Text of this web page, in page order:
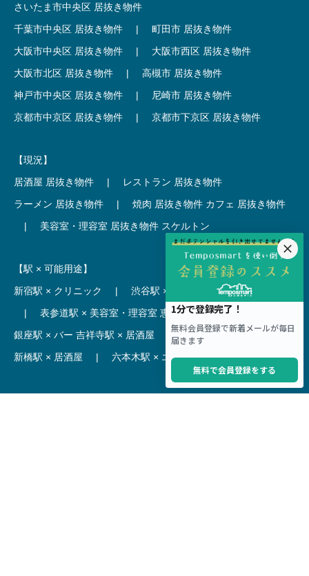
さいたま市中央区 居抜き物件
千葉市中央区 居抜き物件
|
町田市 居抜き物件
大阪市中央区 居抜き物件
|
大阪市西区 居抜き物件
大阪市北区 居抜き物件
|
高槻市 居抜き物件
神戸市中央区 居抜き物件
|
尼崎市 居抜き物件
京都市中京区 居抜き物件
| 京都市下京区 居抜き物件
【現況】
居酒屋 居抜き物件
|
レストラン 居抜き物件
ラーメン 居抜き物件
| 焼肉 居抜き物件 カフェ 居抜き物件
|
美容室・理容室 居抜き物件 スケルトン
【駅 × 可能用途】
新宿駅 × クリニック
| 渋谷駅 × カフェ
池袋駅 × ラーメン
|
表参道駅 × 美容室・理容室 恵比寿駅 × レストラン
銀座駅 × バー 吉祥寺駅 × 居酒屋
麻布十番駅 × レストラン
新橋駅 × 居酒屋
| 六本木駅 × エステ・マッサージ・サロン